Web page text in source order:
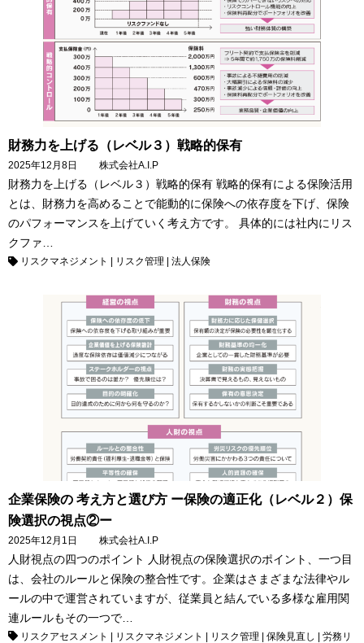
財務力を上げる（レベル３）戦略的保有
2025年12月8日 株式会社A.I.P
財務力を上げる（レベル３）戦略的保有 戦略的保有による保険活用
とは、財務力を高めることで能動的に保険への依存度を下げ、保険
のパフォーマンスを上げていく考え方です。 具体的には社内にリス
クファ…
リスクマネジメント リスク管理 法人保険
企業保険の 考え方と選び方 ー保険の適正化（レベル２）保
険選択の視点②ー
2025年12月1日 株式会社A.I.P
人財視点の四つのポイント 人財視点の保険選択のポイント、一つ目
は、会社のルールと保険の整合性です。企業はさまざまな法律やル
ールの中で運営されていますが、従業員と結んでいる多様な雇用関
連ルールもその一つで…
リスクアセスメント | リスクマネジメント | リスク管理 | 保険見直し | 労務リ